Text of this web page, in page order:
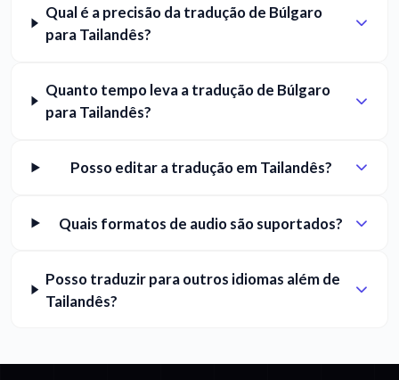
Qual é a precisão da tradução de Búlgaro
para Tailandês?
Quanto tempo leva a tradução de Búlgaro
para Tailandês?
Posso editar a tradução em Tailandês?
Quais formatos de audio são suportados?
Posso traduzir para outros idiomas além de
Tailandês?